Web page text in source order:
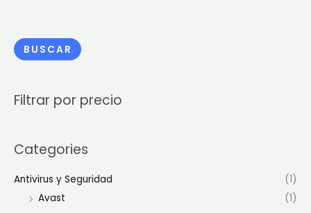
BUSCAR
Filtrar por precio
Categories
Antivirus y Seguridad
(1)
Avast
(1)